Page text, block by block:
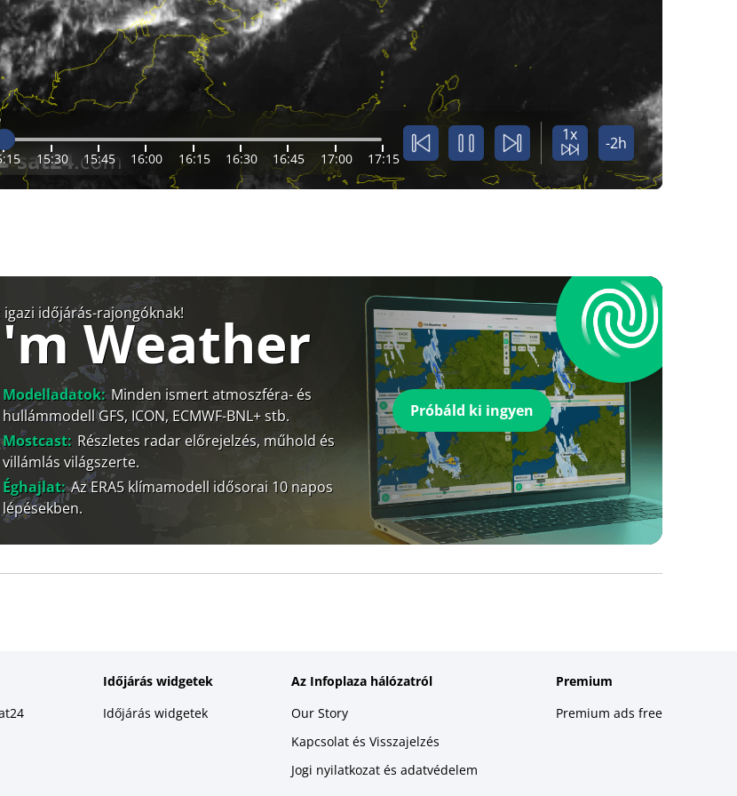
15:30 15:45 16:00 16:15 16:30 16:45 17:00 17:15
1x -2h
igazi időjárás-rajongóknak!
Weather
Modelladatok: Minden ismert atmoszféra- és
hullámmodell GFS, ICON, ECMWF-BNL+ stb.
Mostcast: Részletes radar előrejelzés, műhold és
villámlás világszerte.
Éghajlat: Az ERA5 klímamodell idősorai 10 napos
lépésekben.
Próbáld ki ingyen
Időjárás widgetek
Időjárás widgetek
Az Infoplaza hálózatról
Our Story
Kapcsolat és Visszajelzés
Jogi nyilatkozat és adatvédelem
Premium
Premium ads free